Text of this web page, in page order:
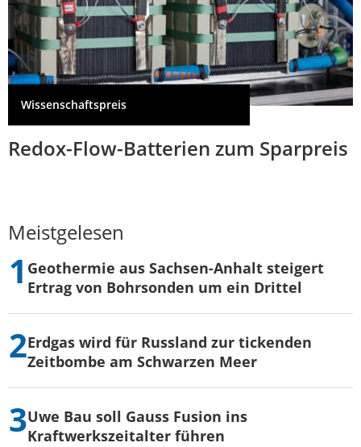
Wissenschaftspreis
Redox-Flow-Batterien zum Sparpreis
Meistgelesen
Geothermie aus Sachsen-Anhalt steigert
Ertrag von Bohrsonden um ein Drittel
Erdgas wird für Russland zur tickenden
Zeitbombe am Schwarzen Meer
Uwe Bau soll Gauss Fusion ins
Kraftwerkszeitalter führen